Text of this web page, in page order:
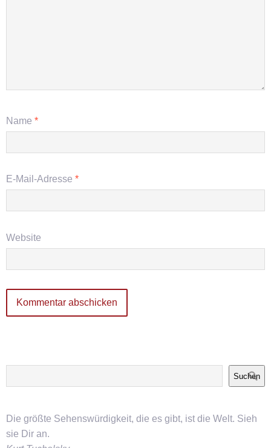
Name *
E-Mail-Adresse *
Website
Suchen
Die größte Sehenswürdigkeit, die es gibt, ist die Welt. Sieh
sie Dir an.